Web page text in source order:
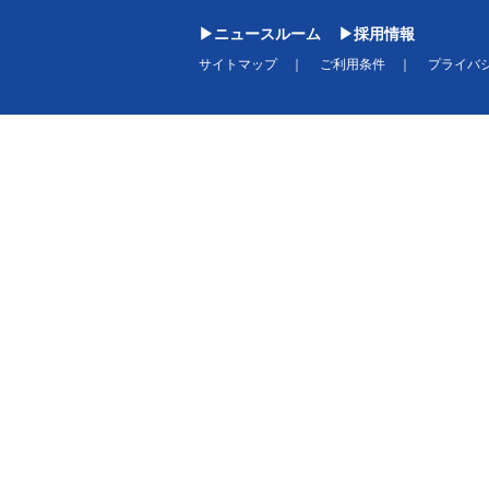
ニュースルーム 採用情報
サイトマップ ご利用条件 プライバ